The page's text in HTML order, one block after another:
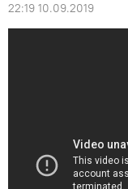
22:19 10.09.2019